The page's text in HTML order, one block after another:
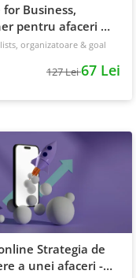
for Business,
pentru afaceri &
240 pagini
organizatoare & goal
127 Lei67 Lei
Strategia de
a unei afaceri -